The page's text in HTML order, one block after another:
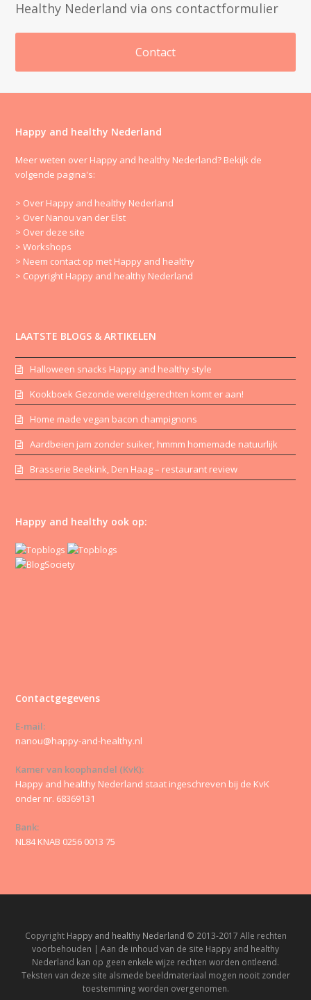
Healthy Nederland via ons contactformulier
Contact
Happy and healthy Nederland
Meer weten over Happy and healthy Nederland? Bekijk de
volgende pagina's:
> Over Happy and healthy Nederland
> Over Nanou van der Elst
> Over deze site
> Workshops
> Neem contact op met Happy and healthy
> Copyright Happy and healthy Nederland
LAATSTE BLOGS & ARTIKELEN
Halloween snacks Happy and healthy style
Kookboek Gezonde wereldgerechten komt er aan!
Home made vegan bacon champignons
Aardbeien jam zonder suiker, hmmm homemade natuurlijk
Brasserie Beekink, Den Haag – restaurant review
Happy and healthy ook op:
Contactgegevens
E-mail:
nanou@happy-and-healthy.nl
Kamer van koophandel (KvK):
Happy and healthy Nederland staat ingeschreven bij de KvK
onder nr. 68369131
Bank:
NL84 KNAB 0256 0013 75
Copyright Happy and healthy Nederland © 2013-2017 Alle rechten
voorbehouden | Aan de inhoud van de site Happy and healthy
Nederland kan op geen enkele wijze rechten worden ontleend.
Teksten van deze site alsmede beeldmateriaal mogen nooit zonder
toestemming worden overgenomen.